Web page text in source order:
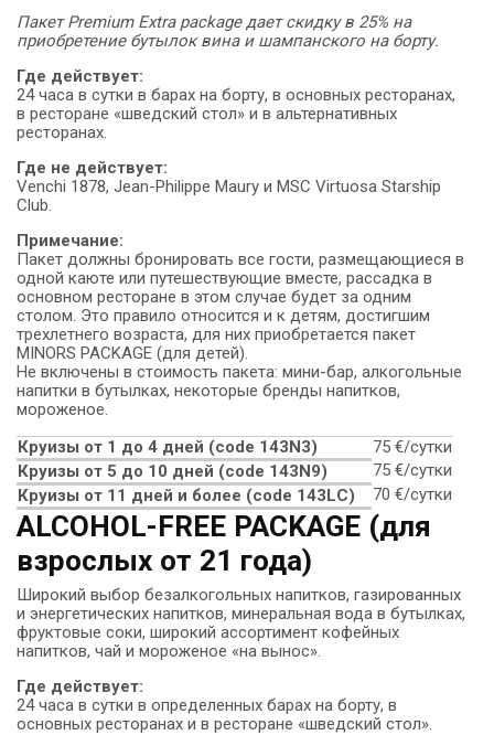
Пакет Premium Extra package дает скидку в 25% на
приобретение бутылок вина и шампанского на борту.
Где действует:
24 часа в сутки в барах на борту, в основных ресторанах,
в ресторане «шведский стол» и в альтернативных
ресторанах.
Где не действует:
Venchi 1878, Jean-Philippe Maury и MSC Virtuosa Starship
Club.
Примечание:
Пакет должны бронировать все гости, размещающиеся в
одной каюте или путешествующие вместе, рассадка в
основном ресторане в этом случае будет за одним
столом. Это правило относится и к детям, достигшим
трехлетнего возраста, для них приобретается пакет
MINORS PACKAGE (для детей).
Не включены в стоимость пакета: мини-бар, алкогольные
напитки в бутылках, некоторые бренды напитков,
мороженое.
Круизы от 1 до 4 дней (code 143N3)
75 €/сутки
Круизы от 5 до 10 дней (сode 143N9)
75 €/сутки
Круизы от 11 дней и более (code 143LC)
70 €/сутки
ALCOHOL-FREE PACKAGE (для
взрослых от 21 года)
Широкий выбор безалкогольных напитков, газированных
и энергетических напитков, минеральная вода в бутылках,
фруктовые соки, широкий ассортимент кофейных
напитков, чай и мороженое «на вынос».
Где действует:
24 часа в сутки в определенных барах на борту, в
основных ресторанах и в ресторане «шведский стол».